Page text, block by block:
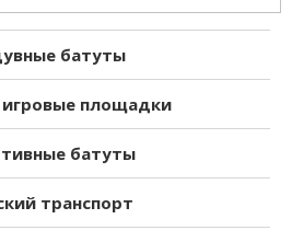
батуты
площадки
батуты
транспорт